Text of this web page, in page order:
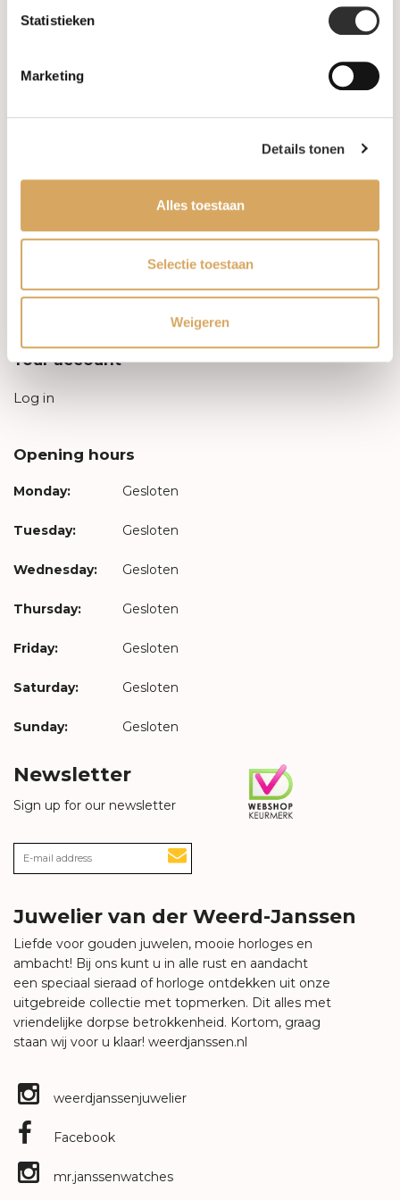
Statistieken
Marketing
Details tonen
Alles toestaan
Selectie toestaan
Weigeren
Leveringsvoorwaarden
Privacy Policy
Your account
Log in
Opening hours
Monday: Gesloten
Tuesday: Gesloten
Wednesday: Gesloten
Thursday: Gesloten
Friday: Gesloten
Saturday: Gesloten
Sunday: Gesloten
Newsletter
Sign up for our newsletter
Juwelier van der Weerd-Janssen
Liefde voor gouden juwelen, mooie horloges en
ambacht! Bij ons kunt u in alle rust en aandacht
een speciaal sieraad of horloge ontdekken uit onze
uitgebreide collectie met topmerken. Dit alles met
vriendelijke dorpse betrokkenheid. Kortom, graag
staan wij voor u klaar! weerdjanssen.nl
weerdjanssenjuwelier
Facebook
mr.janssenwatches